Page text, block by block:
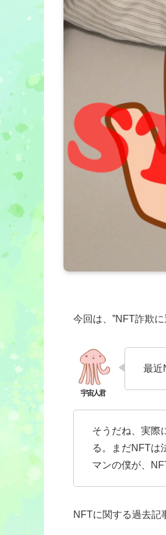
今回は、”NFT詐欺
最近
そうだね、実際
る。まだNFTは
マンの僕が、
NFTに関する過去記